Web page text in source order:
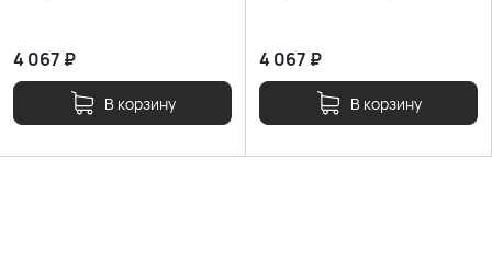
4 067 ₽
В корзину
4 067 ₽
В корзину